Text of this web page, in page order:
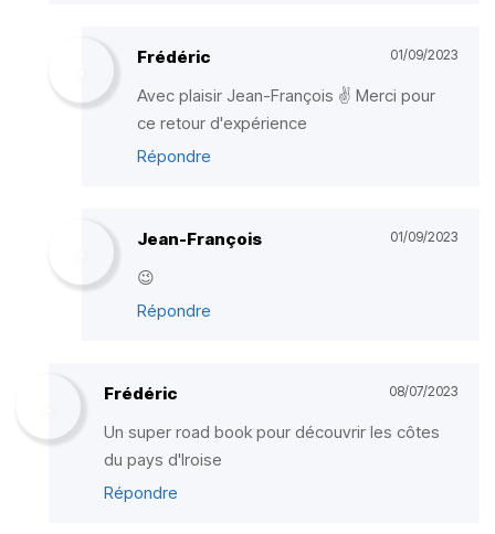
Frédéric 01/09/2023
Avec plaisir Jean-François ✌️ Merci pour
ce retour d'expérience
Répondre
Jean-François 01/09/2023
😉
Répondre
Frédéric 08/07/2023
Un super road book pour découvrir les côtes
du pays d'Iroise
Répondre